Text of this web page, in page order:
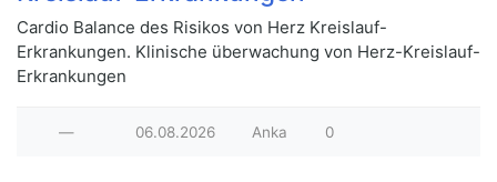
Cardio Balance des Risikos von Herz Kreislauf-
Erkrankungen. Klinische überwachung von Herz-Kreislauf-
Erkrankungen
— 06.08.2026 Anka 0